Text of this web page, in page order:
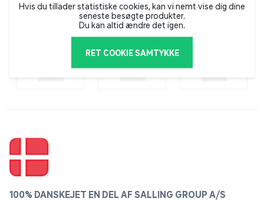
Hvis du tillader statistiske cookies, kan vi nemt vise dig dine
seneste besøgte produkter.
Du kan altid ændre det igen.
RET COOKIE SAMTYKKE
100% DANSKEJET EN DEL AF SALLING GROUP A/S